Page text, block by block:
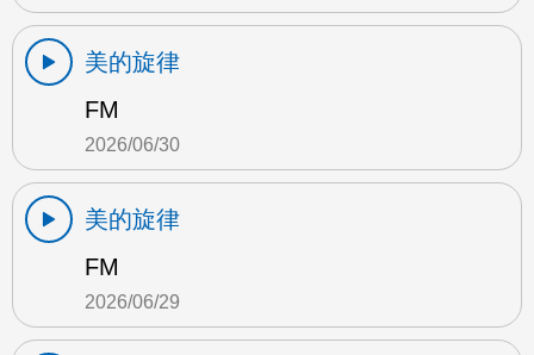
美的旋律
FM
2026/06/30
美的旋律
FM
2026/06/29